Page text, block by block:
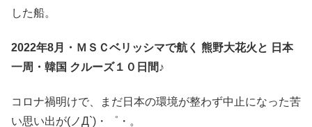
した船。
2022年8月・ＭＳＣベリッシマで航く 熊野大花火と 日本
一周・韓国 クルーズ１０日間♪
コロナ禍明けで、まだ日本の環境が整わず中止になった苦
い思い出が(ノД`)・゜・。